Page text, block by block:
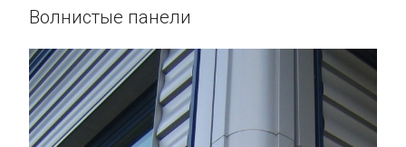
Волнистые панели